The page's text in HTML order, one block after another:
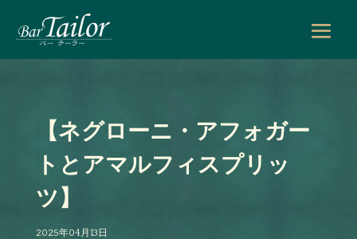
【ネグローニ・アフォガー
トとアマルフィスプリッ
ツ】
2025年04月13日